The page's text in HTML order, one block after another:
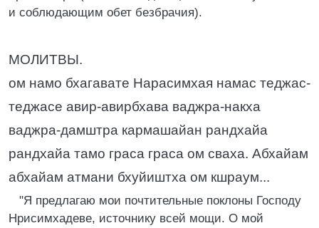
и соблюдающим обет безбрачия).
МОЛИТВЫ.
ом намо бхагавате Нарасимхая намас теджас-
теджасе авир-авирбхава ваджра-накха
ваджра-дамштра кармашайан рандхайа
рандхайа тамо граса граса ом сваха. Абхайам
абхайам атмани бхуйиштха ом кшраум...
"Я предлагаю мои почтительные поклоны Господу
Нрисимхадеве, источнику всей мощи. О мой